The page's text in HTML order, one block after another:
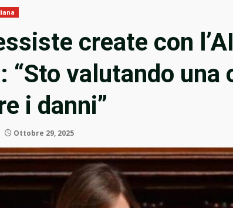
create con
“Sto valutando una
i danni”
Ottobre 29, 2025